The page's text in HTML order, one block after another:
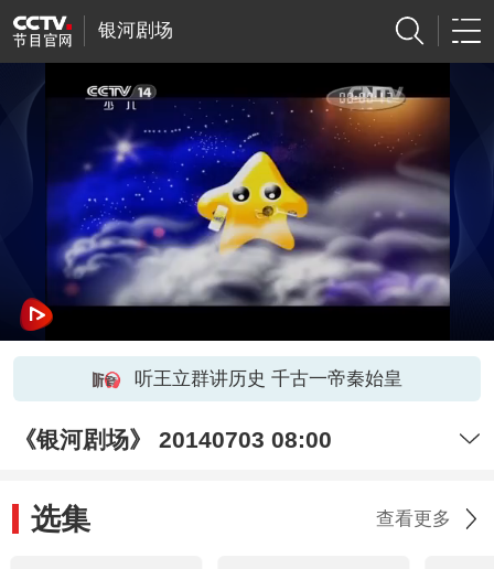
银河剧场
听王立群讲历史 千古一帝秦始皇
《银河剧场》 20140703 08:00
选集 查看更多